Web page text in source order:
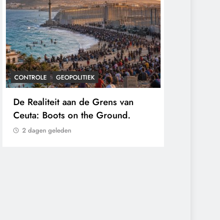
van
Ground.
CONTROLE GEOPOLITIEK
Baudet waarschuwde al in 2020:
‘Stikstofbeleid is landjepik voor